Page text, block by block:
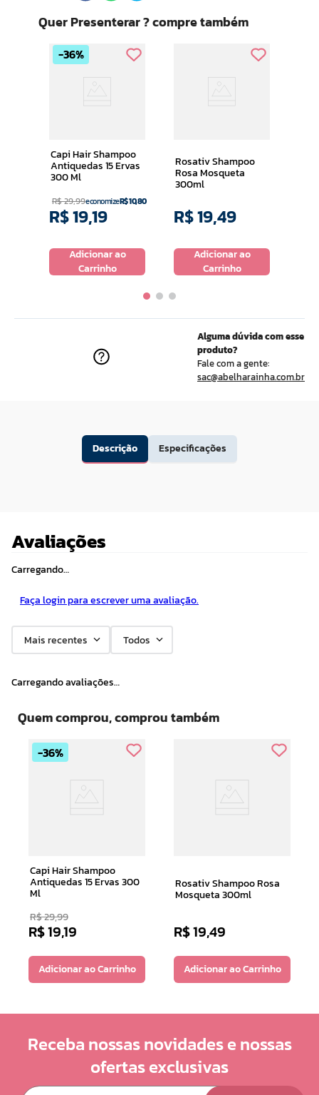
Quer Presenterar ? compre também
36%
Capi Hair Shampoo
Antiquedas 15 Ervas
300 Ml
R$29,99economizeR$10,80
R$19,19
Adicionar ao
Carrinho
Rosativ Shampoo
Rosa Mosqueta
300ml
R$19,49
Adicionar ao
Carrinho
Alguma dúvida com esse
produto?
Fale com a gente:
sac@abelharainha.com.br
Descrição Especificações
Avaliações
Carregando…
Faça login para escrever uma avaliação.
Mais recentes Todos
Carregando avaliações…
Quem comprou, comprou também
36%
Capi Hair Shampoo
Antiquedas 15 Ervas 300
Ml
R$29,99
R$19,19
Adicionar ao Carrinho
Rosativ Shampoo Rosa
Mosqueta 300ml
R$19,49
Adicionar ao Carrinho
Receba nossas novidades e nossas
ofertas exclusivas